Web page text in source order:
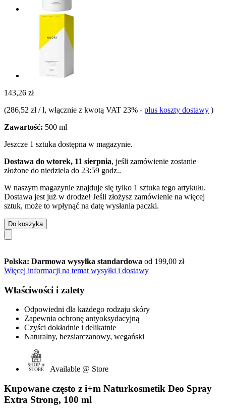
143,26 zł
(286,52 zł / l, włącznie z kwotą VAT 23% - plus koszty dostawy )
Zawartość: 500 ml
Jeszcze 1 sztuka dostępna w magazynie.
Dostawa do wtorek, 11 sierpnia, jeśli zamówienie zostanie
złożone do niedziela do 23:59 godz..
W naszym magazynie znajduje się tylko 1 sztuka tego artykułu.
Dostawa jest już w drodze! Jeśli złożysz zamówienie na więcej
sztuk, może to wpłynąć na datę wysłania paczki.
Do koszyka
Polska: Darmowa wysyłka standardowa od 199,00 zł
Więcej informacji na temat wysyłki i dostawy
Właściwości i zalety
Odpowiedni dla każdego rodzaju skóry
Zapewnia ochronę antyoksydacyjną
Czyści dokładnie i delikatnie
Naturalny, bezsiarczanowy, wegański
Available @ Store
Kupowane często z i+m Naturkosmetik Deo Spray
Extra Strong, 100 ml